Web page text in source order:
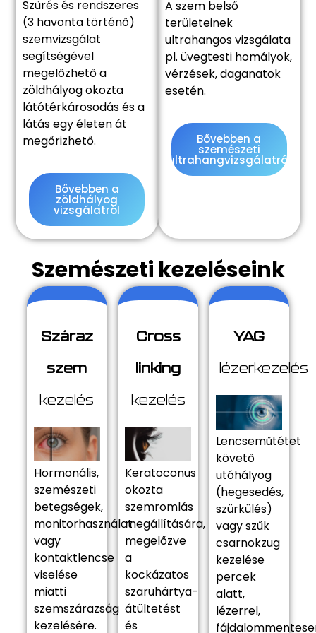
Szűrés és rendszeres
(3 havonta történő)
szemvizsgálat
segítségével
megelőzhető a
zöldhályog okozta
látótérkárosodás és a
látás egy életen át
megőrizhető.
Bővebben a
zöldhályog
vizsgálatról
A szem belső
területeinek
ultrahangos vizsgálata
pl. üvegtesti homályok,
vérzések, daganatok
esetén.
Bővebben a
szemészeti
ultrahangvizsgálatról
Szemészeti kezeléseink
Száraz
szem
kezelés
Hormonális,
szemészeti
betegségek,
monitorhasználat
vagy
kontaktlencse
viselése
miatti
szemszárazság
kezelésére.
Cross
linking
kezelés
Keratoconus
okozta
szemromlás
megállítására,
megelőzve
a
kockázatos
szaruhártya-
átültetést
és
YAG
lézerkezelés
Lencseműtétet
követő
utóhályog
(hegesedés,
szürkülés)
vagy szűk
csarnokzug
kezelése
percek
alatt,
lézerrel,